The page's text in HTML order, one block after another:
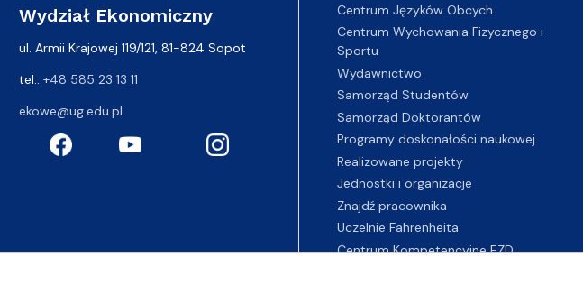
Wydział Ekonomiczny
ul. Armii Krajowej 119/121, 81-824 Sopot
tel.: +48 585 23 13 11
ekowe@ug.edu.pl
Centrum Języków Obcych
Centrum Wychowania Fizycznego i
Sportu
Wydawnictwo
Samorząd Studentów
Samorząd Doktorantów
Programy doskonałości naukowej
Realizowane projekty
Jednostki i organizacje
Znajdź pracownika
Uczelnie Fahrenheita
Centrum Kompetencyjne EZD